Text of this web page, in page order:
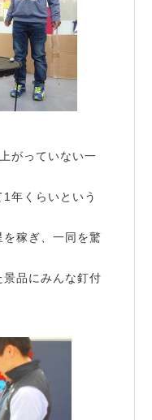
がっていない一
年くらいという
を稼ぎ、一同を驚
品にみんな釘付